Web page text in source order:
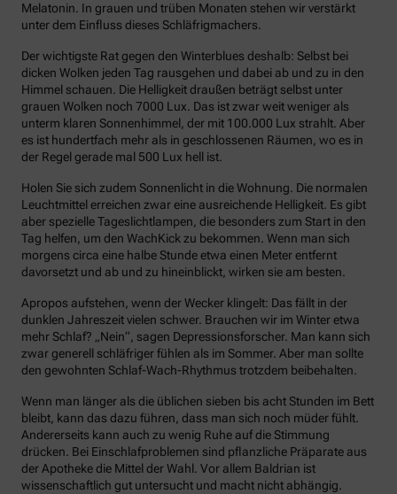
Melatonin. In grauen und trüben Monaten stehen wir verstärkt
unter dem Einfluss dieses Schläfrigmachers.
Der wichtigste Rat gegen den Winterblues deshalb: Selbst bei
dicken Wolken jeden Tag rausgehen und dabei ab und zu in den
Himmel schauen. Die Helligkeit draußen beträgt selbst unter
grauen Wolken noch 7000 Lux. Das ist zwar weit weniger als
unterm klaren Sonnenhimmel, der mit 100.000 Lux strahlt. Aber
es ist hundertfach mehr als in geschlossenen Räumen, wo es in
der Regel gerade mal 500 Lux hell ist.
Holen Sie sich zudem Sonnenlicht in die Wohnung. Die normalen
Leuchtmittel erreichen zwar eine ausreichende Helligkeit. Es gibt
aber spezielle Tageslichtlampen, die besonders zum Start in den
Tag helfen, um den WachKick zu bekommen. Wenn man sich
morgens circa eine halbe Stunde etwa einen Meter entfernt
davorsetzt und ab und zu hineinblickt, wirken sie am besten.
Apropos aufstehen, wenn der Wecker klingelt: Das fällt in der
dunklen Jahreszeit vielen schwer. Brauchen wir im Winter etwa
mehr Schlaf? „Nein“, sagen Depressionsforscher. Man kann sich
zwar generell schläfriger fühlen als im Sommer. Aber man sollte
den gewohnten Schlaf-Wach-Rhythmus trotzdem beibehalten.
Wenn man länger als die üblichen sieben bis acht Stunden im Bett
bleibt, kann das dazu führen, dass man sich noch müder fühlt.
Andererseits kann auch zu wenig Ruhe auf die Stimmung
drücken. Bei Einschlafproblemen sind pflanzliche Präparate aus
der Apotheke die Mittel der Wahl. Vor allem Baldrian ist
wissenschaftlich gut untersucht und macht nicht abhängig.